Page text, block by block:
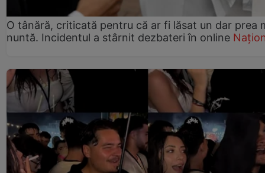
O tânără, criticată pentru că ar fi lăsat un dar prea
nuntă. Incidentul a stârnit dezbateri în online